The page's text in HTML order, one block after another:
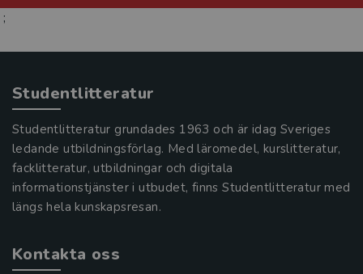
;
Studentlitteratur
Studentlitteratur grundades 1963 och är idag Sveriges
ledande utbildningsförlag. Med läromedel, kurslitteratur,
facklitteratur, utbildningar och digitala
informationstjänster i utbudet, finns Studentlitteratur med
längs hela kunskapsresan.
Kontakta oss